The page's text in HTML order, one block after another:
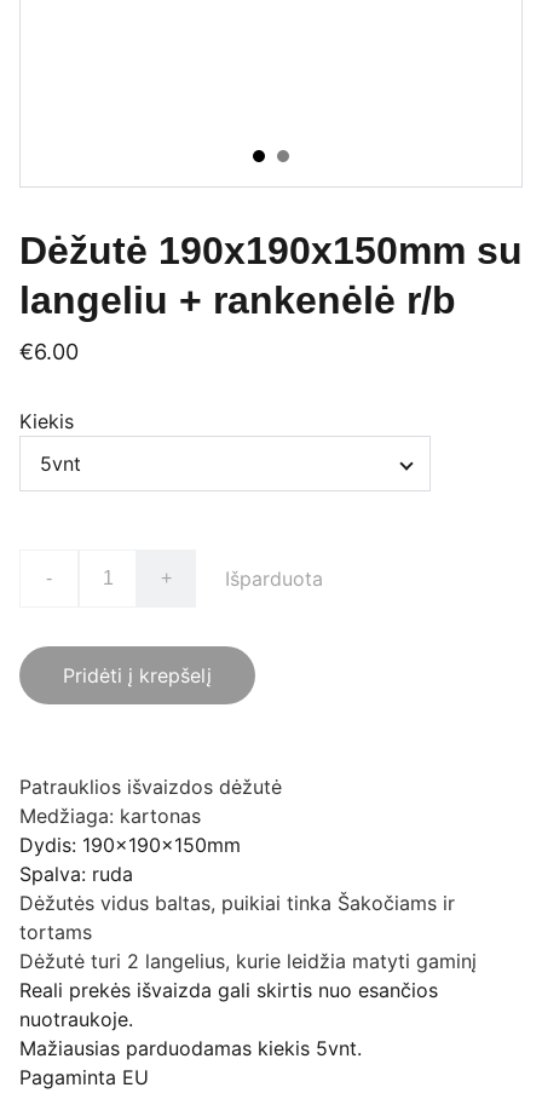
Dėžutė 190x190x150mm su
langeliu + rankenėlė r/b
€6.00
Kiekis
- + Išparduota
Pridėti į krepšelį
Patrauklios išvaizdos dėžutė
Medžiaga: kartonas
Dydis: 190x190x150mm
Spalva: ruda
Dėžutės vidus baltas, puikiai tinka Šakočiams ir
tortams
Dėžutė turi 2 langelius, kurie leidžia matyti gaminį
Reali prekės išvaizda gali skirtis nuo esančios
nuotraukoje.
Mažiausias parduodamas kiekis 5vnt.
Pagaminta EU